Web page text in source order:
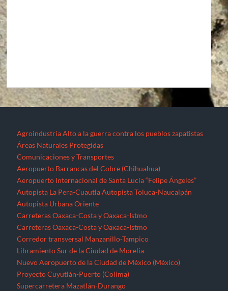
Agroindustria Alto a la guerra contra los pueblos zapatistas
Áreas Naturales Protegidas
Comunicaciones y Transportes
Aeropuerto Barrancas del Cobre (Chihuahua)
Aeropuerto Internacional de Santa Lucía “Felipe Ángeles”
Autopista La Pera-Cuautla Autopista Toluca-Naucalpán
Autopista Urbana Oriente
Carreteras Oaxaca-Costa y Oaxaca-Istmo
Carreteras Oaxaca-Costa y Oaxaca-Istmo
Corredor transversal Manzanillo-Tampico
Libramiento Sur de la Ciudad de Morelia
Nuevo Aeropuerto de la Ciudad de México (México)
Proyecto Cuyutlán-Puerto (Colima)
Supercarretera Mazatlán-Durango